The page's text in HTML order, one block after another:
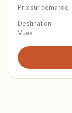
Prix sur demande
Destination
Vues